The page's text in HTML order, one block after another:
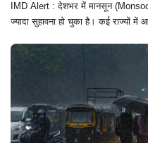
IMD Alert : देशभर में मानसून
ज्यादा सुहावना हो चुका है। कई राज्यों में